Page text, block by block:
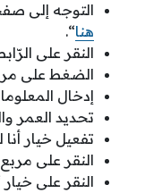
التوجه إلى
هنا“.
النقر على
الضغط على
إدخال
تحديد العمر
تفعيل خيار
النقر على
النقر على